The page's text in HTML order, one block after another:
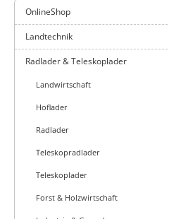
OnlineShop
Landtechnik
Radlader & Teleskoplader
Landwirtschaft
Hoflader
Radlader
Teleskopradlader
Teleskoplader
Forst & Holzwirtschaft